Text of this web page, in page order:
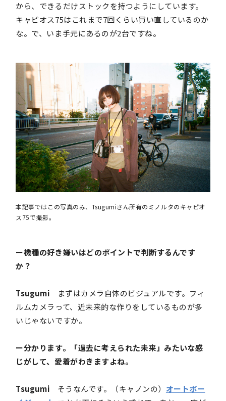
から、できるだけストックを持つようにしています。
キャピオス75はこれまで7回くらい買い直しているのか
な。で、いま手元にあるのが2台ですね。
本記事ではこの写真のみ、Tsugumiさん所有のミノルタのキャピオ
ス75で撮影。
ー機種の好き嫌いはどのポイントで判断するんです
か？
Tsugumi
まずはカメラ自体のビジュアルです。フィ
ルムカメラって、近未来的な作りをしているものが多
いじゃないですか。
ー分かります。「過去に考えられた未来」みたいな感
じがして、愛着がわきますよね。
Tsugumi そうなんです。（キャノンの） オートボー